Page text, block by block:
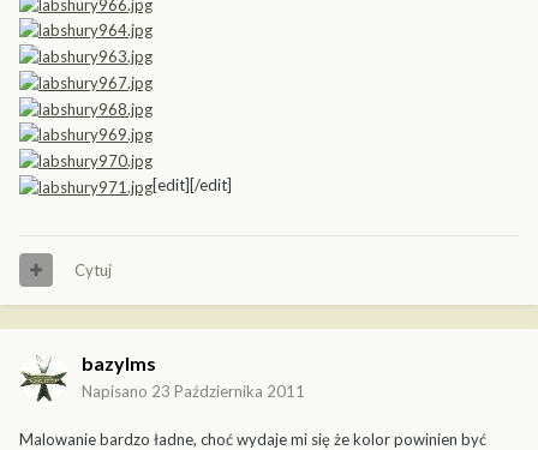
[edit][/edit]
Cytuj
bazylms
Napisano 23 Października 2011
Malowanie bardzo ładne, choć wydaje mi się że kolor powinien być